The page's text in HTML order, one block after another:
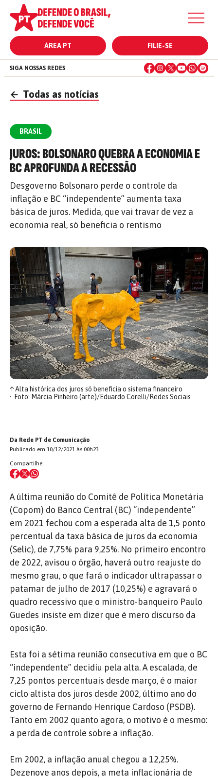
ÁREA PT FILIE-SE
SIGA NOSSAS REDES
← Todas as notícias
BRASIL
JUROS: BOLSONARO QUEBRA A ECONOMIA E
BC APROFUNDA A RECESSÃO
Desgoverno Bolsonaro perde o controle da
inflação e BC “independente” aumenta taxa
básica de juros. Medida, que vai travar de vez a
economia real, só beneficia o rentismo
↑Alta histórica dos juros só beneficia o sistema financeiro
Foto: Márcia Pinheiro (arte)/Eduardo Corelli/Redes Sociais
Da Rede PT de Comunicação
Publicado em 10/12/2021 às 00h23
Compartilhe
A última reunião do Comitê de Política Monetária
(Copom) do Banco Central (BC) “independente”
em 2021 fechou com a esperada alta de 1,5 ponto
percentual da taxa básica de juros da economia
(Selic), de 7,75% para 9,25%. No primeiro encontro
de 2022, avisou o órgão, haverá outro reajuste do
mesmo grau, o que fará o indicador ultrapassar o
patamar de julho de 2017 (10,25%) e agravará o
quadro recessivo que o ministro-banqueiro Paulo
Guedes insiste em dizer que é mero discurso da
oposição.
Esta foi a sétima reunião consecutiva em que o BC
“independente” decidiu pela alta. A escalada, de
7,25 pontos percentuais desde março, é o maior
ciclo altista dos juros desde 2002, último ano do
governo de Fernando Henrique Cardoso (PSDB).
Tanto em 2002 quanto agora, o motivo é o mesmo:
a perda de controle sobre a inflação.
Em 2002, a inflação anual chegou a 12,25%.
Dezenove anos depois, a meta inflacionária de